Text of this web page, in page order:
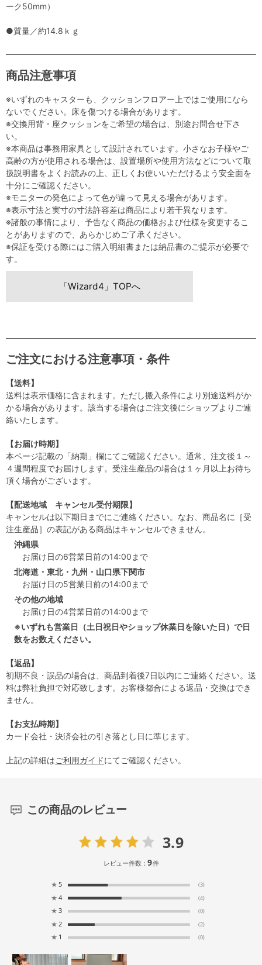
ーク50mm）
●質量／約14.8ｋｇ
商品注意事項
※いずれのキャスターも、クッションフロアー上ではご使用になら
ないでください。床を傷つける場合があります。
※交換用背・座クッションをご希望の場合は、別途お問合せ下さ
い。
※本商品は事務用家具として設計されています。小さなお子様やご
高齢の方が使用される場合は、設置場所や使用方法などについて取
扱説明書をよくお読みの上、正しくお使いいただけるよう安全面を
十分にご確認ください。
※モニターの発色によって色が違って見える場合があります。
※表示寸法と実寸の寸法許容差は商品により若干異なります。
※諸般の事情により、予告なく商品の価格および仕様を変更するこ
とがありますので、あらかじめご了承ください。
※保証を受ける際にはご購入明細書または納品書のご提示が必要で
す。
「Wizard4」TOPへ
ご注文における注意事項・条件
【送料】
送料は表示価格に含まれます。ただし搬入条件により別途送料がか
かる場合があります。該当する場合はご注文後にショップよりご連
絡いたします。
【お届け時期】
本ページ記載の「納期」欄にてご確認ください。通常、注文後１～
４週間程度でお届けします。受注生産品の場合は１ヶ月以上お待ち
頂く場合がございます。
【配送地域 キャンセル受付期限】
キャンセルは以下期日までにご連絡ください。なお、商品名に［受
注生産品］の表記がある商品はキャンセルできません。
沖縄県
お届け日の6営業日前の14:00まで
北海道・東北・九州・山口県下関市
お届け日の5営業日前の14:00まで
その他の地域
お届け日の4営業日前の14:00まで
※いずれも営業日（土日祝日やショップ休業日を除いた日）で日
数をお数えください。
【返品】
初期不良・誤品の場合は、商品到着後7日以内にご連絡ください。送
料は弊社負担で対応致します。お客様都合による返品・交換はでき
ません。
【お支払時期】
カード会社・決済会社の引き落とし日に準じます。
上記の詳細はご利用ガイドにてご確認ください。
この商品のレビュー
3.9
レビュー件数：9件
★ 5 (3)
★ 4 (4)
★ 3 (0)
★ 2 (2)
★ 1 (0)